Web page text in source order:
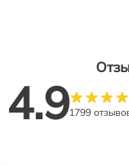
4.91799